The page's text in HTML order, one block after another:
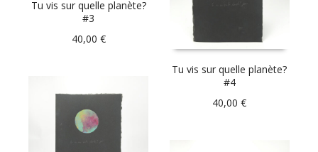
Tu vis sur quelle planète?
#3
40,00 €
Tu vis sur quelle planète?
#4
40,00€